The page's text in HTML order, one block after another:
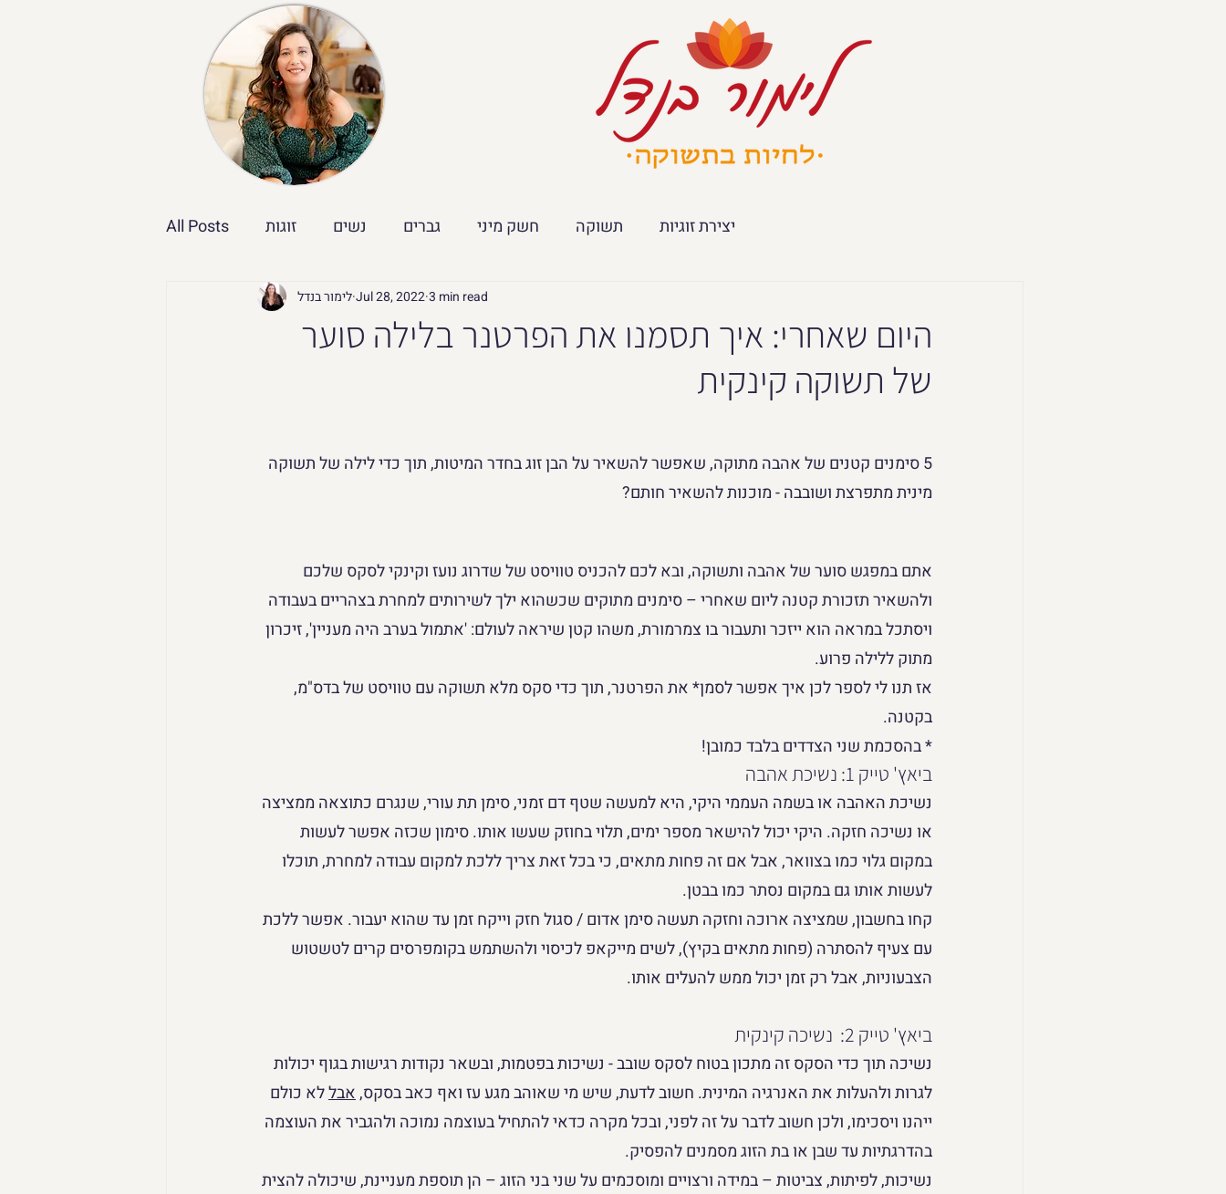
All Posts זוגות נשים גברים חשק מיני תשוקה יצירת זוגיות
היום שאחרי: איך תסמנו את הפרטנר בלילה סוער
של תשוקה קינקית
לימור בנדלJul 28, 20223 min read
5 סימנים קטנים של אהבה מתוקה, שאפשר להשאיר על הבן זוג בחדר המיטות, תוך כדי לילה של תשוקה
מינית מתפרצת ושובבה - מוכנות להשאיר חותם?
אתם במפגש סוער של אהבה ותשוקה, ובא לכם להכניס טוויסט של שדרוג נועז וקינקי לסקס שלכם
ולהשאיר תזכורת קטנה ליום שאחרי – סימנים מתוקים שכשהוא ילך לשירותים למחרת בצהריים בעבודה
ויסתכל במראה הוא ייזכר ותעבור בו צמרמורת, משהו קטן שיראה לעולם: 'אתמול בערב היה מעניין', זיכרון
מתוק ללילה פרוע.
אז תנו לי לספר לכן איך אפשר לסמן* את הפרטנר, תוך כדי סקס מלא תשוקה עם טוויסט של בדס"מ,
בקטנה.
* בהסכמת שני הצדדים בלבד כמובן!
ביאץ' טייק 1: נשיכת אהבה
נשיכת האהבה או בשמה העממי היקי, היא למעשה שטף דם זמני, סימן תת עורי, שנגרם כתוצאה ממציצה
או נשיכה חזקה. היקי יכול להישאר מספר ימים, תלוי בחוזק שעשו אותו. סימון שכזה אפשר לעשות
במקום גלוי כמו בצוואר, אבל אם זה פחות מתאים, כי בכל זאת צריך ללכת למקום עבודה למחרת, תוכלו
לעשות אותו גם במקום נסתר כמו בבטן.
קחו בחשבון, שמציצה ארוכה וחזקה תעשה סימן אדום / סגול חזק וייקח זמן עד שהוא יעבור. אפשר ללכת
עם צעיף להסתרה (פחות מתאים בקיץ), לשים מייקאפ לכיסוי ולהשתמש בקומפרסים קרים לטשטוש
הצבעוניות, אבל רק זמן יכול ממש להעלים אותו.
ביאץ' טייק 2:  נשיכה קינקית
נשיכה תוך כדי הסקס זה מתכון בטוח לסקס שובב - נשיכות בפטמות, ובשאר נקודות רגישות בגוף יכולות
לגרות ולהעלות את האנרגיה המינית. חשוב לדעת, שיש מי שאוהב מגע עז ואף כאב בסקס, אבל לא כולם
ייהנו ויסכימו, ולכן חשוב לדבר על זה לפני, ובכל מקרה כדאי להתחיל בעוצמה נמוכה ולהגביר את העוצמה
בהדרגתיות עד שבן או בת הזוג מסמנים להפסיק.
נשיכות, לפיתות, צביטות – במידה ורצויים ומוסכמים על שני בני הזוג – הן תוספת מעניינת, שיכולה להצית